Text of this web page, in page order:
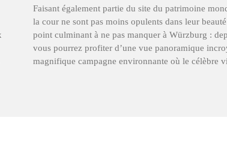
Faisant également partie du site du patrimoine
la cour ne sont pas moins opulents dans leur
point culminant à ne pas manquer à Würzburg :
vous pourrez profiter d’une vue panoramique
magnifique campagne environnante où le célèbre